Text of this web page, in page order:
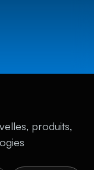
produits,